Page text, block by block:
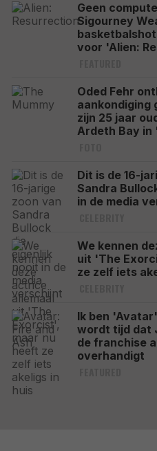
Geen
Sigourney
voor 'Alien:
Oded Fehr
aankondiging
zijn 25 jaar
Ardeth Bay in
Dit is de 16-
Sandra
in de media
We kennen
uit 'The
ze zelf iets
Ik ben
wordt tijd dat
de franchise
overhandigt